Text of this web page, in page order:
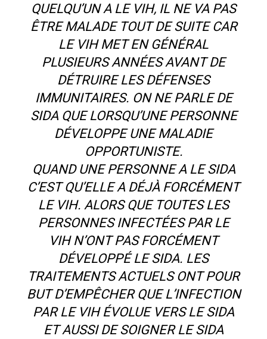
QUELQU’UN A LE VIH, IL NE VA PAS
ÊTRE MALADE TOUT DE SUITE CAR
LE VIH MET EN GÉNÉRAL
PLUSIEURS ANNÉES AVANT DE
DÉTRUIRE LES DÉFENSES
IMMUNITAIRES. ON NE PARLE DE
SIDA QUE LORSQU’UNE PERSONNE
DÉVELOPPE UNE MALADIE
OPPORTUNISTE.
QUAND UNE PERSONNE A LE SIDA
C’EST QU’ELLE A DÉJÀ FORCÉMENT
LE VIH. ALORS QUE TOUTES LES
PERSONNES INFECTÉES PAR LE
VIH N’ONT PAS FORCÉMENT
DÉVELOPPÉ LE SIDA. LES
TRAITEMENTS ACTUELS ONT POUR
BUT D’EMPÊCHER QUE L’INFECTION
PAR LE VIH ÉVOLUE VERS LE SIDA
ET AUSSI DE SOIGNER LE SIDA